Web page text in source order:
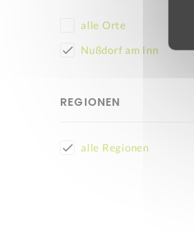
alle Orte
Nußdorf am Inn
REGIONEN
alle Regionen